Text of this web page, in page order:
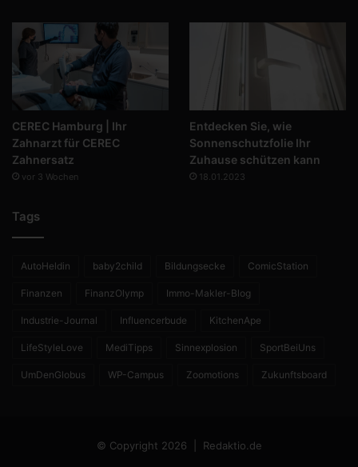
CEREC Hamburg | Ihr
Zahnarzt für CEREC
Zahnersatz
vor 3 Wochen
Entdecken Sie, wie
Sonnenschutzfolie Ihr
Zuhause schützen kann
18.01.2023
Tags
AutoHeldin baby2child Bildungsecke ComicStation
Finanzen FinanzOlymp Immo-Makler-Blog
Industrie-Journal Influencerbude KitchenApe
LifeStyleLove MediTipps Sinnexplosion SportBeiUns
UmDenGlobus WP-Campus Zoomotions Zukunftsboard
© Copyright 2026 | Redaktio.de